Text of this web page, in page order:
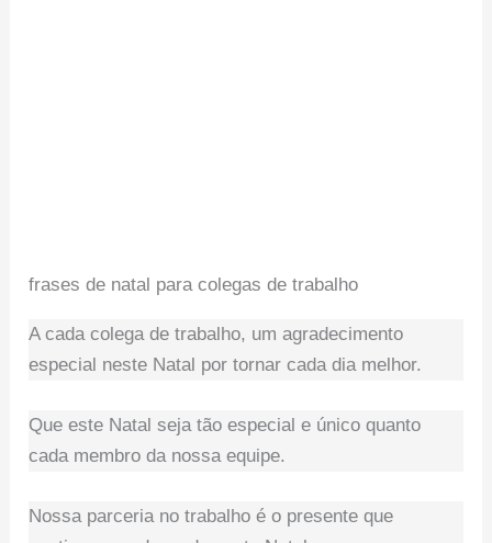
frases de natal para colegas de trabalho
A cada colega de trabalho, um agradecimento
especial neste Natal por tornar cada dia melhor.
Que este Natal seja tão especial e único quanto
cada membro da nossa equipe.
Nossa parceria no trabalho é o presente que